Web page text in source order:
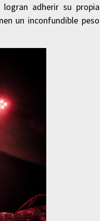
logran adherir su propia
un inconfundible peso